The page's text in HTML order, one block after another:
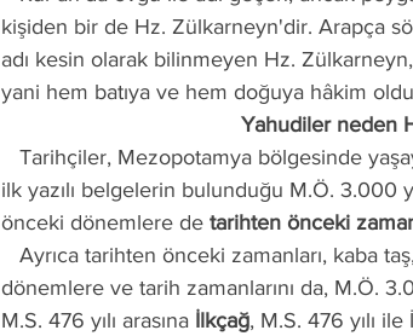
kişiden bir de Hz. Zülkarneyn'dir. Arapça
adı kesin olarak bilinmeyen Hz.
yani hem batıya ve hem doğuya hâkim
Yahudiler neden
ilk yazılı belgelerin bulunduğu M.Ö. 3.000
önceki dönemlere de tarihten önceki
dönemlere ve tarih zamanlarını da, M.Ö.
M.S. 476 yılı arasına İlkçağ, M.S. 476 yılı